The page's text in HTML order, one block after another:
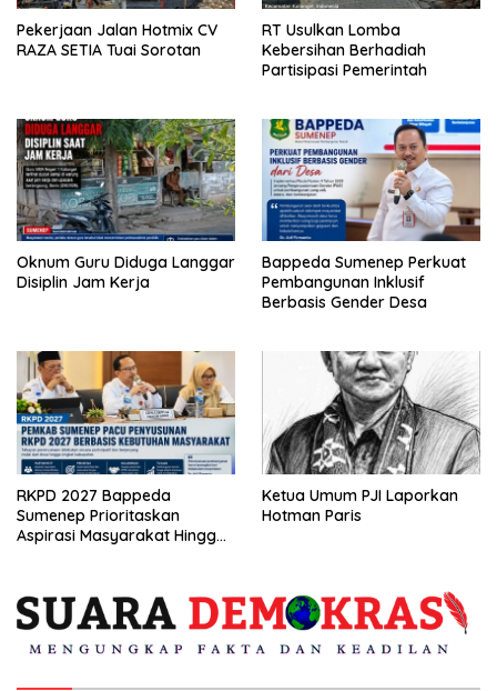
Pekerjaan Jalan Hotmix CV
RAZA SETIA Tuai Sorotan
RT Usulkan Lomba
Kebersihan Berhadiah
Partisipasi Pemerintah
Oknum Guru Diduga Langgar
Disiplin Jam Kerja
Bappeda Sumenep Perkuat
Pembangunan Inklusif
Berbasis Gender Desa
RKPD 2027 Bappeda
Sumenep Prioritaskan
Aspirasi Masyarakat Hingga
Ketua Umum PJI Laporkan
Hotman Paris